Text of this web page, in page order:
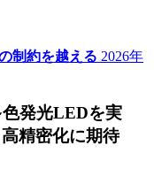
制約を越える 2026年
発光LEDを実
精密化に期待